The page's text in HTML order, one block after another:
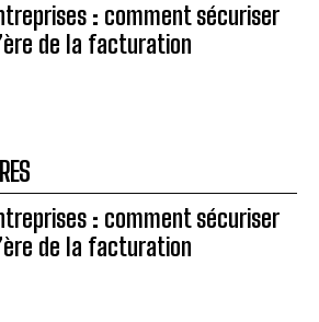
: comment sécuriser
de la facturation
: comment sécuriser
de la facturation